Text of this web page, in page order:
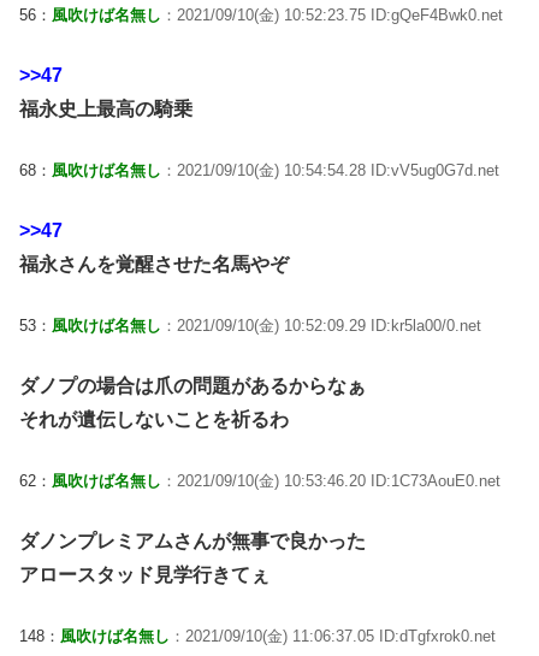
56： 風吹けば名無し ：2021/09/10(金) 10:52:23.75 ID:gQeF4Bwk0.net
>>47
福永史上最高の騎乗
68： 風吹けば名無し ：2021/09/10(金) 10:54:54.28 ID:vV5ug0G7d.net
>>47
福永さんを覚醒させた名馬やぞ
53： 風吹けば名無し ：2021/09/10(金) 10:52:09.29 ID:kr5la00/0.net
ダノプの場合は爪の問題があるからなぁ
それが遺伝しないことを祈るわ
62： 風吹けば名無し ：2021/09/10(金) 10:53:46.20 ID:1C73AouE0.net
ダノンプレミアムさんが無事で良かった
アロースタッド見学行きてぇ
148： 風吹けば名無し ：2021/09/10(金) 11:06:37.05 ID:dTgfxrok0.net